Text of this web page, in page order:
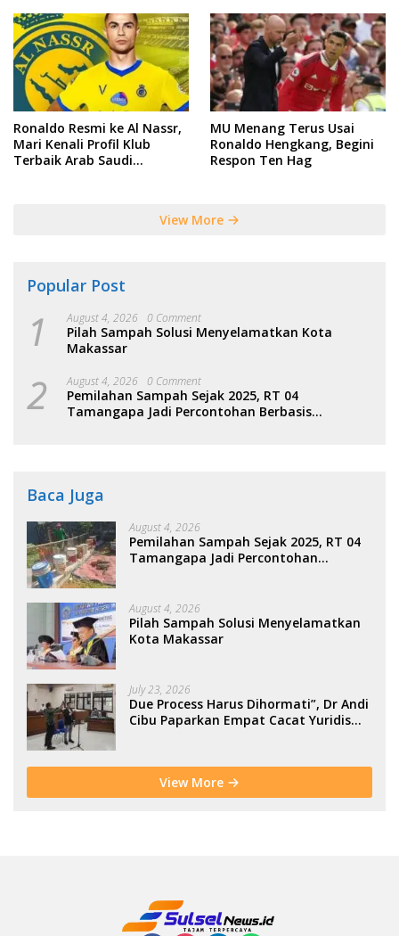
Ronaldo Resmi ke Al Nassr,
Mari Kenali Profil Klub
Terbaik Arab Saudi
MU Menang Terus Usai
Ronaldo Hengkang, Begini
Respon Ten Hag
View More
Popular Post
1 August 4, 2026 0 Comment
Pilah Sampah Solusi Menyelamatkan Kota
Makassar
2 August 4, 2026 0 Comment
Pemilahan Sampah Sejak 2025, RT 04
Tamangapa Jadi Percontohan Berbasis
Baca Juga
August 4, 2026
Pemilahan Sampah Sejak 2025, RT 04
Tamangapa Jadi Percontohan
August 4, 2026
Pilah Sampah Solusi Menyelamatkan
Kota Makassar
July 23, 2026
Due Process Harus Dihormati”, Dr Andi
Cibu Paparkan Empat Cacat Yuridis
View More